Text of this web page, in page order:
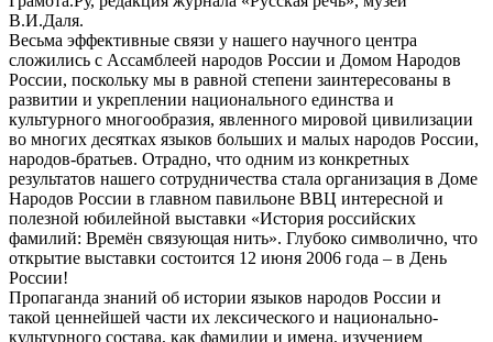
В.И.Даля.
Весьма эффективные связи у нашего научного центра
сложились с Ассамблеей народов России и Домом Народов
России, поскольку мы в равной степени заинтересованы в
развитии и укреплении национального единства и
культурного многообразия, явленного мировой цивилизации
во многих десятках языков больших и малых народов России,
народов-братьев. Отрадно, что одним из конкретных
результатов нашего сотрудничества стала организация в Доме
Народов России в главном павильоне ВВЦ интересной и
полезной юбилейной выставки «История российских
фамилий: Времён связующая нить». Глубоко символично, что
открытие выставки состоится 12 июня 2006 года – в День
России!
Пропаганда знаний об истории языков народов России и
такой ценнейшей части их лексического и национально-
культурного состава, как фамилии и имена, изучением